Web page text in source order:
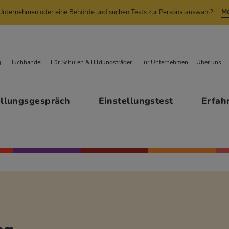
oder eine Behörde und suchen Tests zur Personalauswahl?
Einstellungstest
Buchhandel Für Schulen & Bildungsträger Für Unternehmen Über uns